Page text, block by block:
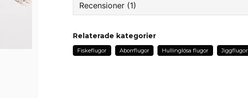
question
Recensioner (1)
Anonym
Relaterade kategorier
Fiskeflugor Aborrflugor Hullinglösa flugor Jiggflugor